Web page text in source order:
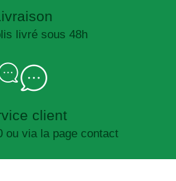
livré sous 48h
client
ou via la page contact